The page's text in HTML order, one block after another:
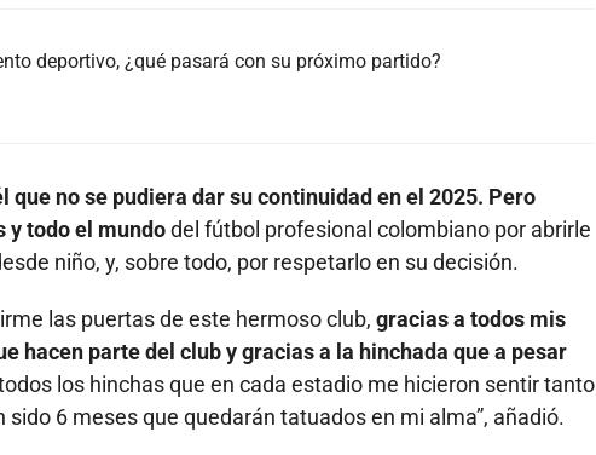
deportivo, ¿qué pasará con su próximo partido?
no se pudiera dar su continuidad en el 2025. Pero
y todo el mundodel fútbol profesional colombiano por abrirle
niño, y, sobre todo, por respetarlo en su decisión.
las puertas de este hermoso club, gracias a todos mis
hacen parte del club y gracias a la hinchada que a pesar
los hinchas que en cada estadio me hicieron sentir tanto
6 meses que quedarán tatuados en mi alma”, añadió.